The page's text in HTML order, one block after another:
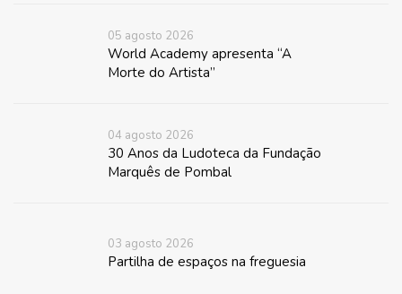
05 agosto 2026
World Academy apresenta “A
Morte do Artista”
04 agosto 2026
30 Anos da Ludoteca da Fundação
Marquês de Pombal
03 agosto 2026
Partilha de espaços na freguesia